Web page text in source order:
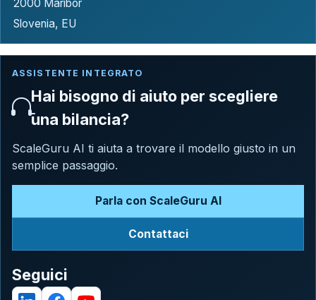
2000 Maribor
Slovenia, EU
ASSISTENTE INTEGRATO
Hai bisogno di aiuto per scegliere
una bilancia?
ScaleGuru AI ti aiuta a trovare il modello giusto in un
semplice passaggio.
Parla con ScaleGuru AI
Contattaci
Seguici